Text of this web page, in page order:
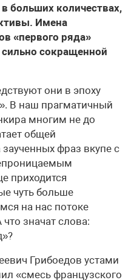
больших количествах,
Имена
«первого ряда»
сильно сокращенной
они в эпоху
В наш прагматичный
многим не до
общей
фраз вкупе с
приходится
чуть больше
на нас потоке
значат слова:
Грибоедов устами
«смесь французского